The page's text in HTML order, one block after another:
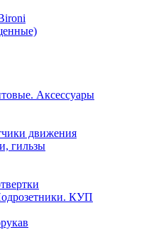
Аксессуары
движения
гильзы
КУП